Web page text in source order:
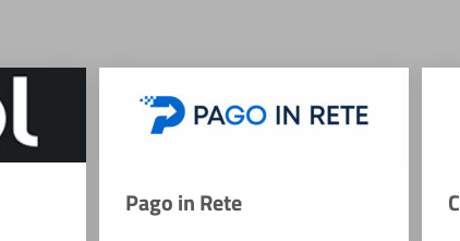
Pago in Rete